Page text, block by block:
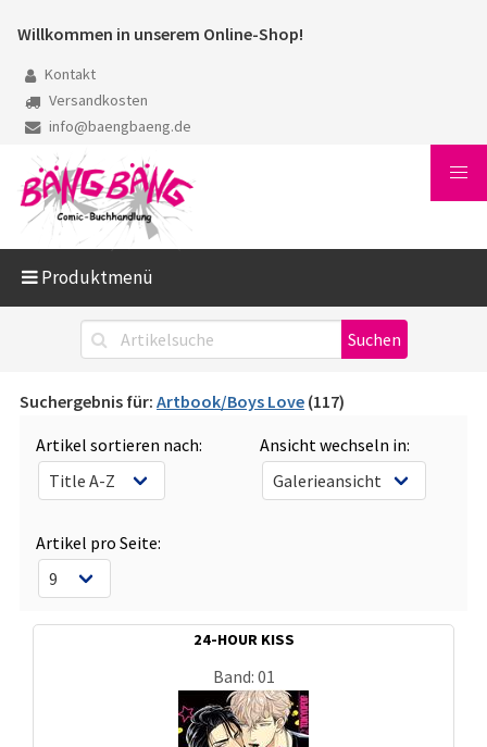
Willkommen in unserem Online-Shop!
Kontakt
Versandkosten
info@baengbaeng.de
Produktmenü
Suchergebnis für: Artbook/Boys Love (117)
Artikel sortieren nach:
Ansicht wechseln in:
Artikel pro Seite:
24-HOUR KISS
Band: 01